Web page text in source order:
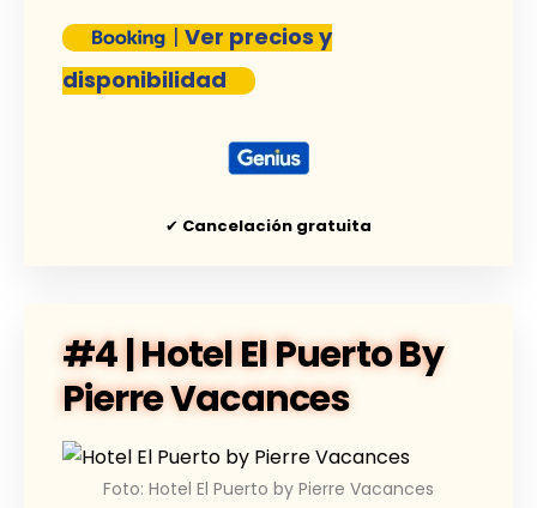
| Ver precios y
disponibilidad
✔ Cancelación gratuita
#4 | Hotel El Puerto By
Pierre Vacances
Foto: Hotel El Puerto by Pierre Vacances